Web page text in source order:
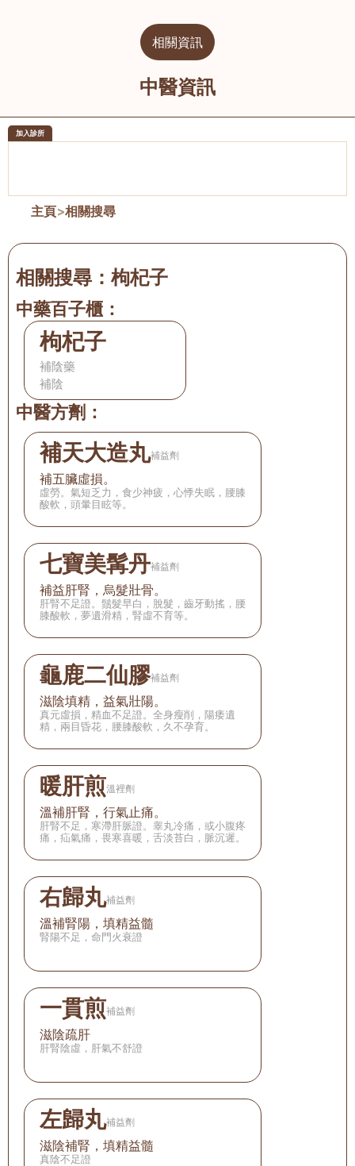
相關資訊
中醫資訊
加入診所
主頁>相關搜尋
相關搜尋： 枸杞子
中藥百子櫃：
枸杞子
補陰藥
補陰
中醫方劑：
補天大造丸補益劑
補五臟虛損。
虛勞。氣短乏力，食少神疲，心悸失眠，腰膝
酸軟，頭暈目眩等。
七寶美髯丹補益劑
補益肝腎，烏髮壯骨。
肝腎不足證。鬚髮早白，脫髮，齒牙動搖，腰
膝酸軟，夢遺滑精，腎虛不育等。
龜鹿二仙膠補益劑
滋陰填精，益氣壯陽。
真元虛損，精血不足證。全身瘦削，陽痿遺
精，兩目昏花，腰膝酸軟，久不孕育。
暖肝煎溫裡劑
溫補肝腎，行氣止痛。
肝腎不足，寒滯肝脈證。睾丸冷痛，或小腹疼
痛，疝氣痛，畏寒喜暖，舌淡苔白，脈沉遲。
右歸丸補益劑
溫補腎陽，填精益髓
腎陽不足，命門火衰證
一貫煎補益劑
滋陰疏肝
肝腎陰虛，肝氣不舒證
左歸丸補益劑
滋陰補腎，填精益髓
真陰不足證